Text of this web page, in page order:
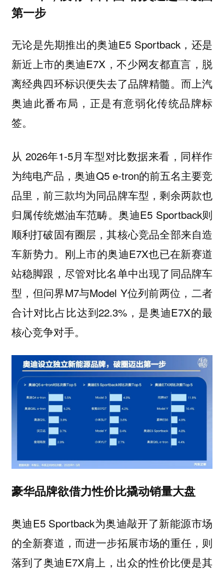
第一步
无论是先期推出的奥迪E5 Sportback，还是
新近上市的奥迪E7X，不少网友都直言，脱
离经典四环标识便失去了品牌精髓。而上汽
奥迪此番布局，正是有意弱化传统品牌标
签。
从 2026年1-5月车型对比数据来看，同样作
为纯电产品，奥迪Q5 e-tron的前五名主要竞
品里，前三款均为同品牌车型，剩余两款也
归属传统燃油车范畴。奥迪E5 Sportback则
顺利打破固有圈层，其核心竞品全部来自造
车新势力。刚上市的奥迪E7X也已在新赛道
站稳脚跟，尽管对比名单中出现了同品牌车
型，但问界M7与Model Y位列前两位，二者
合计对比占比达到22.3%，是奥迪E7X的最
核心竞争对手。
豪华品牌欲借力性价比撬动销量大盘
奥迪E5 Sportback为奥迪敲开了新能源市场
的全新赛道，而进一步拓展市场的重任，则
落到了奥迪E7X肩上，出众的性价比便是其